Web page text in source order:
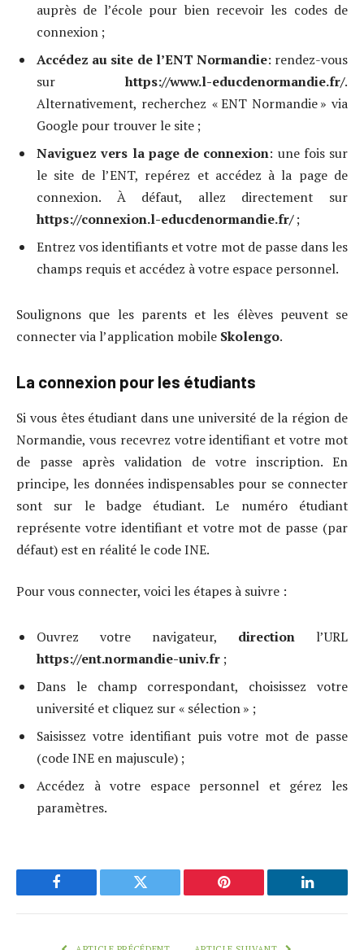
auprès de l’école pour bien recevoir les codes de
connexion ;
Accédez au site de l’ENT Normandie: rendez-vous
sur https://www.l-educdenormandie.fr/.
Alternativement, recherchez « ENT Normandie » via
Google pour trouver le site ;
Naviguez vers la page de connexion: une fois sur
le site de l’ENT, repérez et accédez à la page de
connexion. À défaut, allez directement sur
https://connexion.l-educdenormandie.fr/;
Entrez vos identifiants et votre mot de passe dans les
champs requis et accédez à votre espace personnel.
Soulignons que les parents et les élèves peuvent se
connecter via l’application mobile Skolengo.
La connexion pour les étudiants
Si vous êtes étudiant dans une université de la région de
Normandie, vous recevrez votre identifiant et votre mot
de passe après validation de votre inscription. En
principe, les données indispensables pour se connecter
sont sur le badge étudiant. Le numéro étudiant
représente votre identifiant et votre mot de passe (par
défaut) est en réalité le code INE.
Pour vous connecter, voici les étapes à suivre :
Ouvrez votre navigateur, direction l’URL
https://ent.normandie-univ.fr ;
Dans le champ correspondant, choisissez votre
université et cliquez sur « sélection » ;
Saisissez votre identifiant puis votre mot de passe
(code INE en majuscule) ;
Accédez à votre espace personnel et gérez les
paramètres.
Facebook Twitter Pinterest LinkedIn